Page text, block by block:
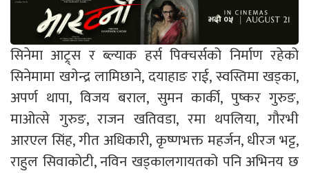
सिनेमा आट्र्स र ब्ल्याक हर्स पिक्चर्सको निर्माण रहेको
सिनेमामा खगेन्द्र लामिछाने, दयाहाङ राई, स्वस्तिमा खड्का,
अपर्ण थापा, विजय बराल, सुमन कार्की, पुष्कर गुरुङ,
माओत्से गुरुङ, राजन खतिवडा, रमा थपलिया, गौरभी
आरएल सिंह, गीत अधिकारी, कृष्णभक्त महर्जन, धीरज भट्ट,
राहुल सिवाकोटी, नविन खड्कालगायतको पनि अभिनय छ